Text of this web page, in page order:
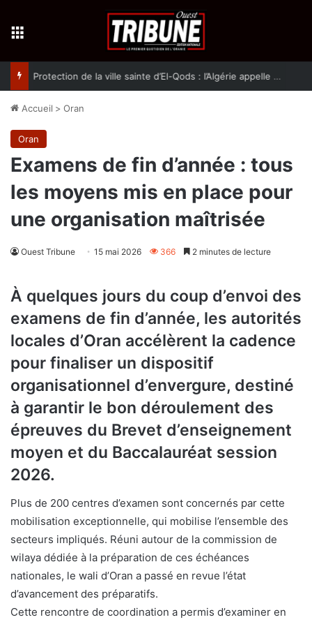
Protection de la ville sainte d’El-Qods : l’Algérie appelle à une action collective
Accueil > Oran
Oran
Examens de fin d’année : tous
les moyens mis en place pour
une organisation maîtrisée
Ouest Tribune 15 mai 2026 366 2 minutes de lecture
À quelques jours du coup d’envoi des
examens de fin d’année, les autorités
locales d’Oran accélèrent la cadence
pour finaliser un dispositif
organisationnel d’envergure, destiné
à garantir le bon déroulement des
épreuves du Brevet d’enseignement
moyen et du Baccalauréat session
2026.
Plus de 200 centres d’examen sont concernés par cette
mobilisation exceptionnelle, qui mobilise l’ensemble des
secteurs impliqués. Réuni autour de la commission de
wilaya dédiée à la préparation de ces échéances
nationales, le wali d’Oran a passé en revue l’état
d’avancement des préparatifs.
Cette rencontre de coordination a permis d’examiner en